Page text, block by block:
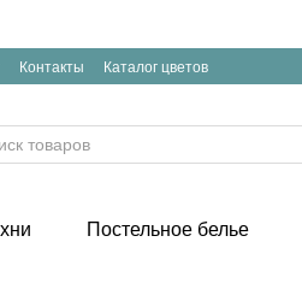
Контакты Каталог цветов
Постельное белье